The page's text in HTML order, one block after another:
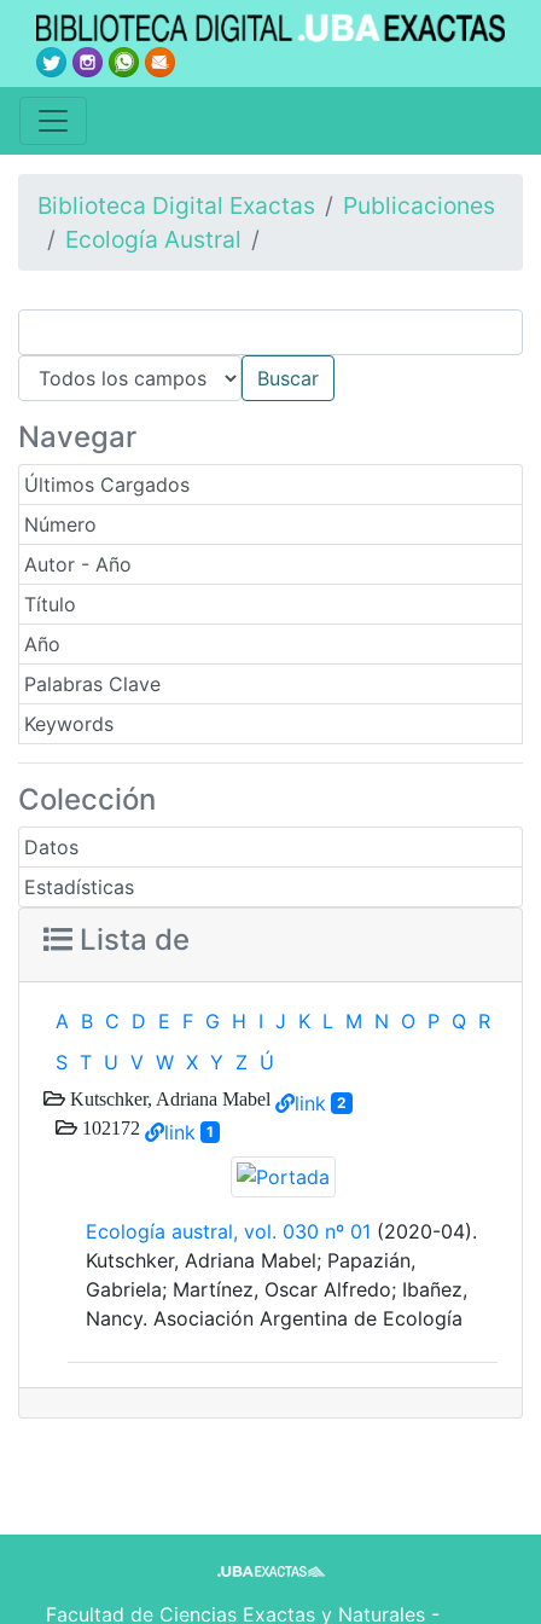
Biblioteca Digital Exactas
Publicaciones
Ecología Austral
Navegar
Últimos Cargados
Número
Autor - Año
Título
Año
Palabras Clave
Keywords
Colección
Datos
Estadísticas
Lista de
A B C D E F G H I J K L M N O P Q R
S T U V W X Y Z Ú
Kutschker, Adriana Mabel link 2
102172 link 1
Ecología austral, vol. 030 nº 01 (2020-04).
Kutschker, Adriana Mabel; Papazián,
Gabriela; Martínez, Oscar Alfredo; Ibañez,
Nancy. Asociación Argentina de Ecología
Facultad de Ciencias Exactas y Naturales -